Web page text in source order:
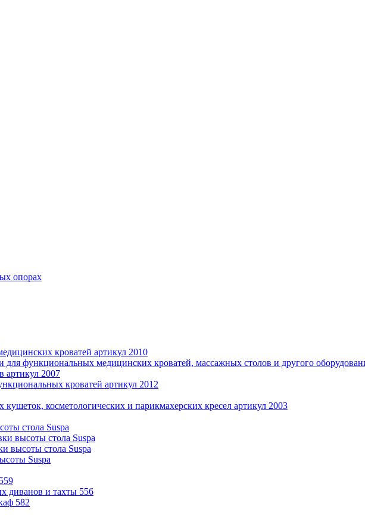
опорах
кроватей артикул 2010
для функциональных медицинских кроватей, массажных столов и другого
артикул 2007
кроватей артикул 2012
косметологических и парикмахерских кресел артикул 2003
стола Suspa
высоты стола Suspa
высоты стола Suspa
Suspa
диванов и тахты 556
582